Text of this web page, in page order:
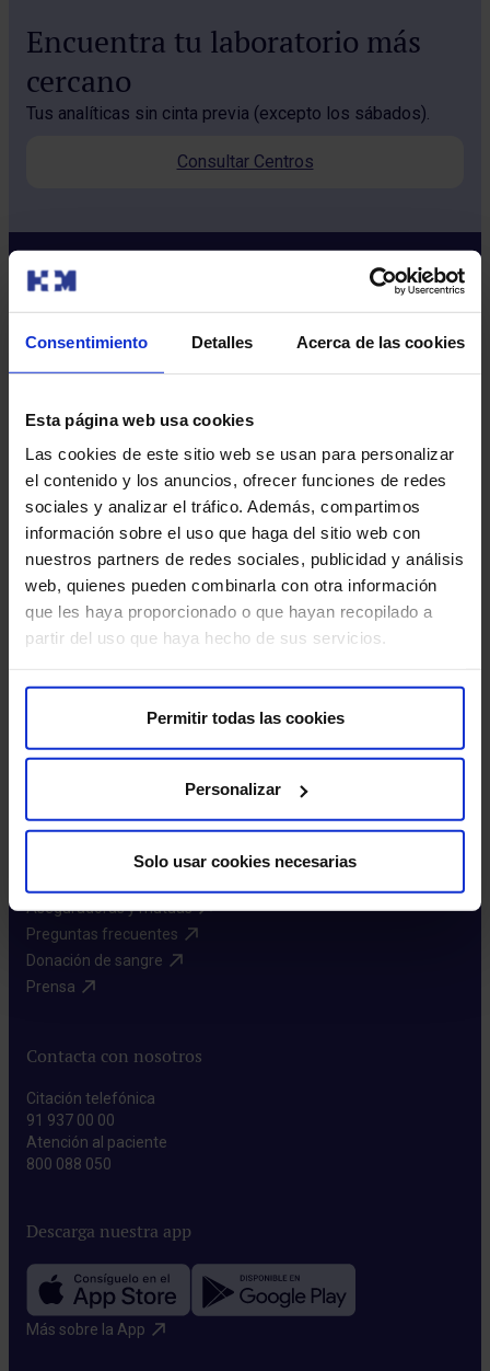
Consentimiento Detalles Acerca de las cookies
Esta página web usa cookies
Las cookies de este sitio web se usan para personalizar
el contenido y los anuncios, ofrecer funciones de redes
sociales y analizar el tráfico. Además, compartimos
información sobre el uso que haga del sitio web con
nuestros partners de redes sociales, publicidad y análisis
web, quienes pueden combinarla con otra información
que les haya proporcionado o que hayan recopilado a
partir del uso que haya hecho de sus servicios.
Permitir todas las cookies
Personalizar
Solo usar cookies necesarias
Encuentra tu laboratorio más
cercano
Tus analíticas sin cinta previa (excepto los sábados).
Consultar Centros
Más HM Hospitales
Fundación HM​
Instituto HM Hospitales​
Intranet HM Hospitales​
Enlaces de interés
Aseguradoras y mutuas​
Preguntas frecuentes​
Donación de sangre​
Prensa​
Contacta con nosotros
Citación telefónica
91 937 00 00
Atención al paciente
800 088 050
Descarga nuestra app
Más sobre la App​